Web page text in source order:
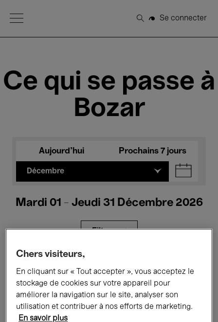
Open Menu
Rechercher
Se connecter
Ce qui se passe à
Bozar
Aujourd'hui Prochains 7 jours
Décembre
Mardi 01 - Jeudi 31 Décembre 2026
Filtres
Expositions Films Performances
Rencontres & Débats Jazz
Chers visiteurs,
En cliquant sur « Tout accepter », vous acceptez le
stockage de cookies sur votre appareil pour
améliorer la navigation sur le site, analyser son
utilisation et contribuer à nos efforts de marketing.
En savoir plus